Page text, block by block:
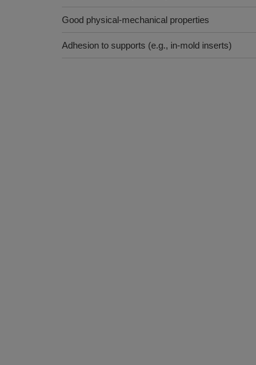
Good physical-mechanical properties
Adhesion to supports (e.g., in-mold inserts)